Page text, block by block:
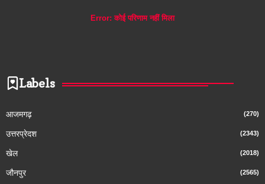
Error: कोई परिणाम नहीं मिला
Labels
आजमगढ़ (270)
उत्तरप्रेदश (2343)
खेल (2018)
जौनपुर (2565)